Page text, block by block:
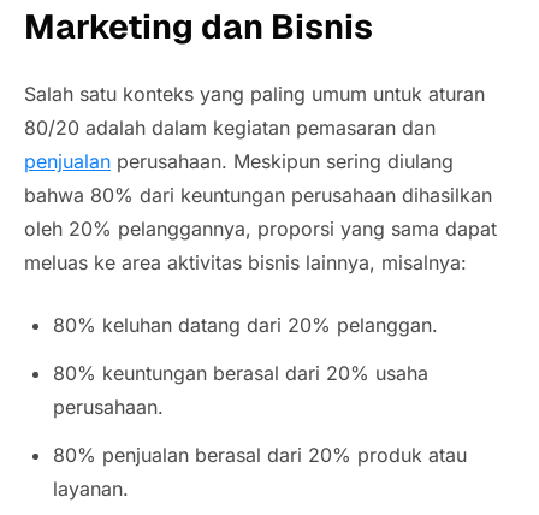
Marketing dan Bisnis
Salah satu konteks yang paling umum untuk aturan
80/20 adalah dalam kegiatan pemasaran dan
penjualan perusahaan. Meskipun sering diulang
bahwa 80% dari keuntungan perusahaan dihasilkan
oleh 20% pelanggannya, proporsi yang sama dapat
meluas ke area aktivitas bisnis lainnya, misalnya:
80% keluhan datang dari 20% pelanggan.
80% keuntungan berasal dari 20% usaha
perusahaan.
80% penjualan berasal dari 20% produk atau
layanan.